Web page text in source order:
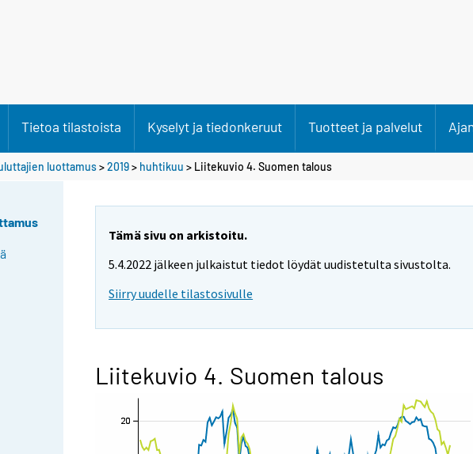
Tietoa tilastoista Kyselyt ja tiedonkeruut Tuotteet ja palvelut
luottamus>2019> huhtikuu > Liitekuvio 4. Suomen talous
Tämä sivu on arkistoitu.
5.4.2022 jälkeen julkaistut tiedot löydät uudistetulta sivustolta.
Siirry uudelle tilastosivulle
Liitekuvio 4. Suomen talous